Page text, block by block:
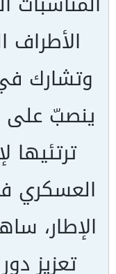
الأطراف
وتشارك
ينصبّ على
ترتئيها
العسكري
الإطار،
تعزيز